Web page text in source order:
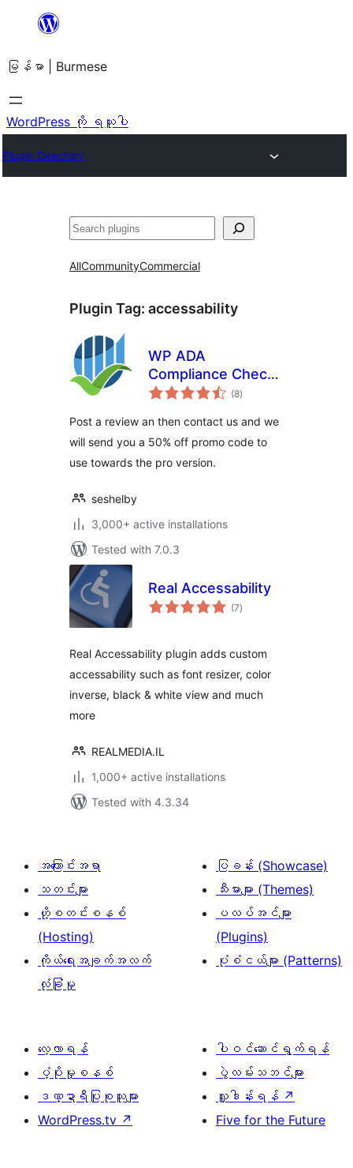
အကြောင်းအရာ
ကျော်သွား
ရန်
မြန်မာ | Burmese
WordPress ကို ရယူပါ
Plugin Directory
ရှာ
AllCommunityCommercial
Plugin Tag: accessability
WP ADA
Compliance Check
Basic
(8total
ratings
)
Post a review an then contact us and we
will send you a 50% off promo code to
use towards the pro version.
seshelby
3,000+ active installations
Tested with 7.0.3
Real Accessability
(7total
ratings
)
Real Accessability plugin adds custom
accessability such as font resizer, color
inverse, black & white view and much
more
REALMEDIA.IL
1,000+ active installations
Tested with 4.3.34
အကြောင်းအရာ
သတင်းများ
ဟို့စတင်းစနစ်
(Hosting)
ကိုယ်ရေးအချက်အလက်
လုံခြုံမှု
ပြခန်း (Showcase)
သီးမားများ (Themes)
ပလပ်အင်များ
(Plugins)
ပုံစံငယ်များ (Patterns)
လေ့လာရန်
ပံ့ပိုးမှုစနစ်
ဒဏ္ဍာရီပြုစုသူများ
WordPress.tv ↗
ပါဝင်ဆောင်ရွက်ရန်
ပွဲလမ်းသဘင်များ
လှူဒါန်းရန် ↗
Five for the Future